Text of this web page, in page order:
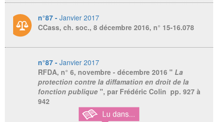
n°87 - Janvier 2017
CCass, ch. soc., 8 décembre 2016, n° 15-16.078
n°87 - Janvier 2017
RFDA, n° 6, novembre - décembre 2016 " La
protection contre la diffamation en droit de la
fonction publique ", par Frédéric Colin pp. 927 à
942